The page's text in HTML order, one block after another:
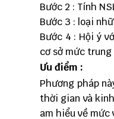
Bước 2 : Tính
Bước 3 : loại
Bước 4 : Hội ý
cơ sở mức
Ưu điểm :
Phương pháp
thời gian và
am hiểu về mức